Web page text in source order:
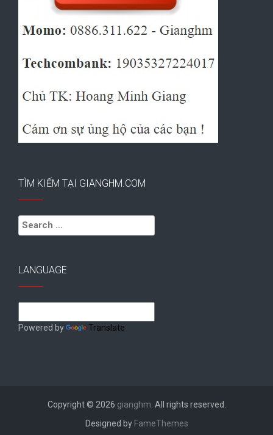
TÌM KIẾM TẠI GIANGHM.COM
Search
for:
LANGUAGE
Powered by Translate
Copyright © 2026 gianghm. All rights reserved.
Designed by FameThemes